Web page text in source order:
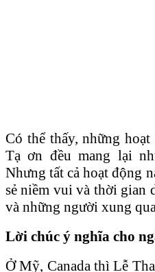
Có thể thấy, những
Tạ ơn đều mang lại
Nhưng tất cả hoạt động
sẻ niềm vui và thời gian
và những người xung
Lời chúc ý nghĩa cho
Ở Mỹ, Canada thì Lễ